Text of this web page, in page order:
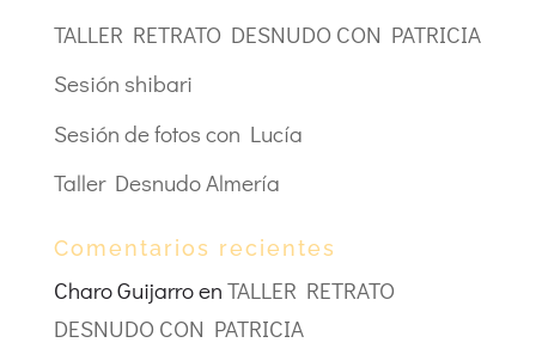
TALLER RETRATO DESNUDO CON PATRICIA
Sesión shibari
Sesión de fotos con Lucía
Taller Desnudo Almería
Comentarios recientes
Charo Guijarroen TALLER RETRATO
DESNUDO CON PATRICIA